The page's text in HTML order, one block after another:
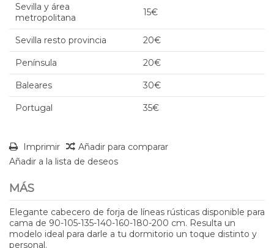
Sevilla y área
metropolitana
15€
Sevilla resto provincia 20€
Península 20€
Baleares 30€
Portugal 35€
Imprimir
Añadir para comparar
Añadir a la lista de deseos
MÁS
Elegante cabecero de forja de líneas rústicas disponible para
cama de 90-105-135-140-160-180-200 cm. Resulta un
modelo ideal para darle a tu dormitorio un toque distinto y
personal.